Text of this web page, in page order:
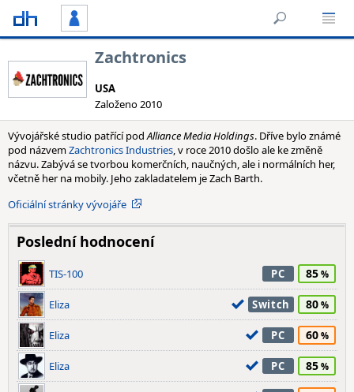
Zachtronics
USA
Založeno 2010
Vývojářské studio patřící podAlliance Media Holdings. Dříve bylo známé
pod názvemZachtronics Industries, v roce 2010 došlo ale ke změně
názvu. Zabývá se tvorbou komerčních, naučných, ale i normálních her,
včetně her na mobily. Jeho zakladatelem je Zach Barth.
Oficiální stránky vývojáře
Poslední hodnocení
TIS-100 PC 85
Eliza Switch 80
Eliza PC 60
Eliza PC 85